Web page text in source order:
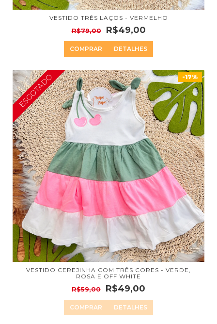
VESTIDO TRÊS LAÇOS - VERMELHO
R$79,00 R$49,00
COMPRAR DETALHES
-17%
ESGOTADO
VESTIDO CEREJINHA COM TRÊS CORES - VERDE,
ROSA E OFF WHITE
R$59,00 R$49,00
COMPRAR DETALHES